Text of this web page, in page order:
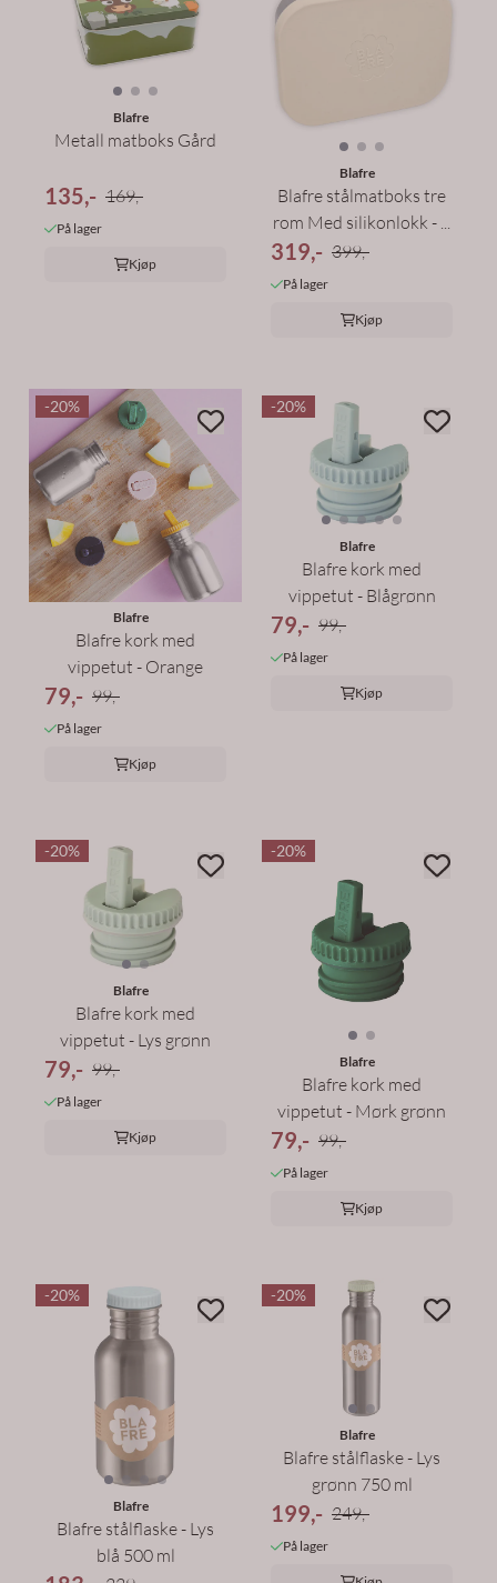
Blafre
Metall matboks Gård
135,- 169,-
På lager
Kjøp
Blafre
Blafre stålmatboks tre
rom Med silikonlokk - ...
319,- 399,-
På lager
Kjøp
-20%
Blafre
Blafre kork med
vippetut - Orange
79,- 99,-
På lager
Kjøp
-20%
Blafre
Blafre kork med
vippetut - Blågrønn
79,- 99,-
På lager
Kjøp
-20%
Blafre
Blafre kork med
vippetut - Lys grønn
79,- 99,-
På lager
Kjøp
-20%
Blafre
Blafre kork med
vippetut - Mørk grønn
79,- 99,-
På lager
Kjøp
-20%
Blafre
Blafre stålflaske - Lys
blå 500 ml
-20%
Blafre
Blafre stålflaske - Lys
grønn 750 ml
199,- 249,-
På lager